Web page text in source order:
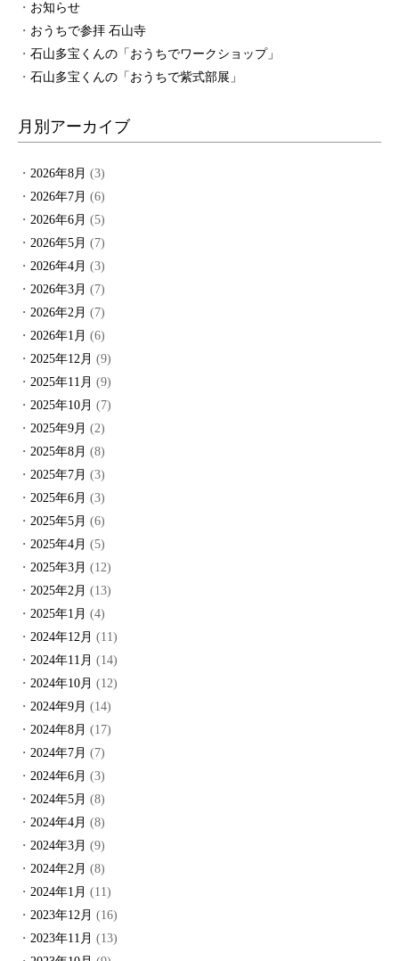
お知らせ
おうちで参拝 石山寺
石山多宝くんの「おうちでワークショップ」
石山多宝くんの「おうちで紫式部展」
月別アーカイブ
2026年8月 (3)
2026年7月 (6)
2026年6月 (5)
2026年5月 (7)
2026年4月 (3)
2026年3月 (7)
2026年2月 (7)
2026年1月 (6)
2025年12月 (9)
2025年11月 (9)
2025年10月 (7)
2025年9月 (2)
2025年8月 (8)
2025年7月 (3)
2025年6月 (3)
2025年5月 (6)
2025年4月 (5)
2025年3月 (12)
2025年2月 (13)
2025年1月 (4)
2024年12月 (11)
2024年11月 (14)
2024年10月 (12)
2024年9月 (14)
2024年8月 (17)
2024年7月 (7)
2024年6月 (3)
2024年5月 (8)
2024年4月 (8)
2024年3月 (9)
2024年2月 (8)
2024年1月 (11)
2023年12月 (16)
2023年11月 (13)